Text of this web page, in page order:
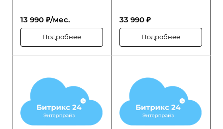
13 990 ₽/мес.
Подробнее
для компаний с большой
сотрудников (до 250
надёжность и гибкость в
управлении
распределённой
структурой.
33 990 ₽
Подробнее